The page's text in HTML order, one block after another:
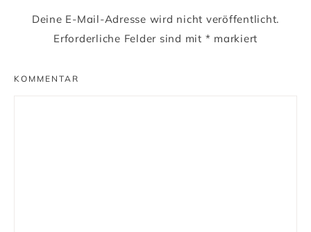
Deine E-Mail-Adresse wird nicht veröffentlicht.
Erforderliche Felder sind mit * markiert
KOMMENTAR